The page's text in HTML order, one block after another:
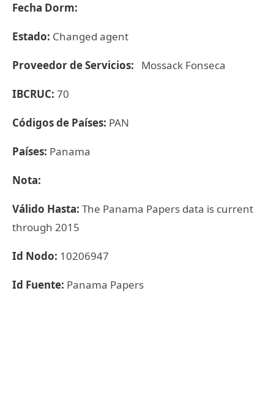
Fecha Dorm:
Estado: Changed agent
Proveedor de Servicios: Mossack Fonseca
IBCRUC: 70
Códigos de Países: PAN
Países: Panama
Nota:
Válido Hasta: The Panama Papers data is current
through 2015
Id Nodo: 10206947
Id Fuente: Panama Papers